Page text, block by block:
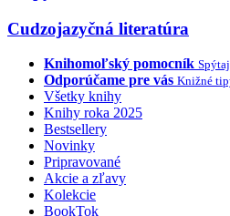
Cudzojazyčná literatúra
Knihomoľský pomocník
Odporúčame pre vás Knižné
Všetky knihy
Knihy roka 2025
Bestsellery
Novinky
Pripravované
Akcie a zľavy
Kolekcie
BookTok